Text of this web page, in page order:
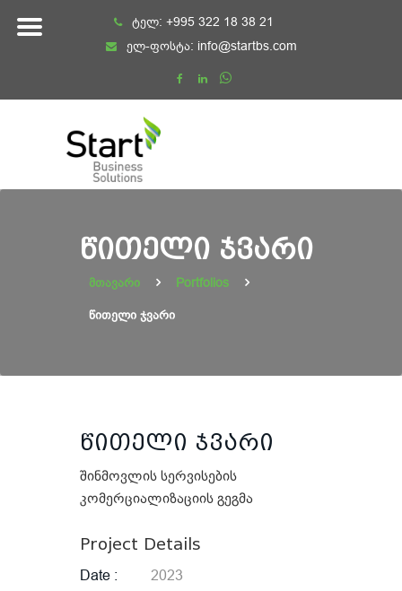
ტელ: +995 322 18 38 21
ელ-ფოსტა: info@startbs.com
ᲬᲘᲗᲔᲚᲘ ᲯᲕᲐᲠᲘ
მთავარი Portfolios
წითელი ჯვარი
წითელი ჯვარი
შინმოვლის სერვისების
კომერციალიზაციის გეგმა
Project Details
Date
2023